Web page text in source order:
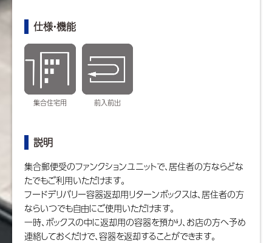
仕様・機能
集合住宅用 前入前出
説明
集合郵便受のファンクションユニットで、居住者の方ならどな
たでもご利用いただけます。
フードデリバリー容器返却用リターンボックスは、居住者の方
ならいつでも自由にご使用いただけます。
一時、ボックスの中に返却用の容器を預かり、お店の方へ予め
連絡しておくだけで、容器を返却することができます。